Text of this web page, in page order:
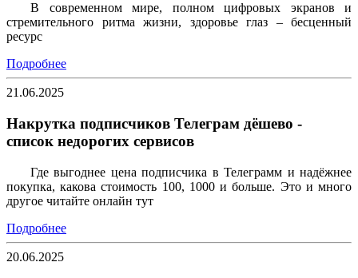
В современном мире, полном цифровых экранов и
стремительного ритма жизни, здоровье глаз – бесценный
ресурс
Подробнее
21.06.2025
Накрутка подписчиков Телеграм дёшево -
список недорогих сервисов
Где выгоднее цена подписчика в Телеграмм и надёжнее
покупка, какова стоимость 100, 1000 и больше. Это и много
другое читайте онлайн тут
Подробнее
20.06.2025